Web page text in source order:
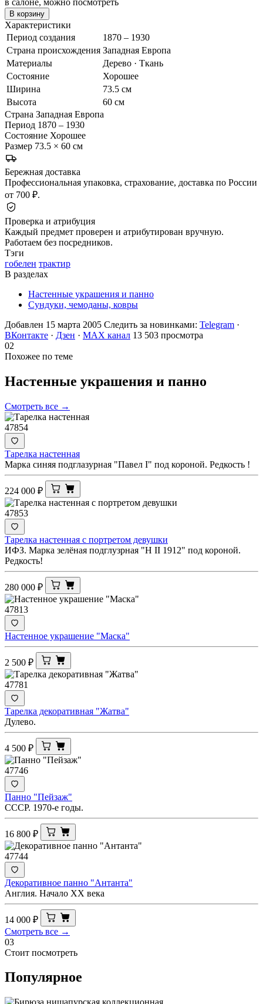
В корзину
Характеристики
Период создания
1870 – 1930
Страна происхождения Западная Европа
Материалы
Дерево · Ткань
Состояние
Хорошее
Ширина
73.5 см
Высота
60 см
Страна Западная Европа
Период 1870 – 1930
Состояние Хорошее
Размер 73.5 × 60 см
Бережная доставка
Профессиональная упаковка, страхование, доставка по России
от 700 ₽.
Проверка и атрибуция
Каждый предмет проверен и атрибутирован вручную.
Работаем без посредников.
Тэги
гобелен трактир
В разделах
Настенные украшения и панно
Сундуки, чемоданы, ковры
Добавлен 15 марта 2005 Следить за новинками: Telegram ·
ВКонтакте · Дзен · MAX канал 13 503 просмотра
02
Похожее по теме
Настенные украшения и панно
Смотреть все →
47854
Тарелка настенная
Марка синяя подглазурная "Павел I" под короной. Редкость !
224 000 ₽
47853
Тарелка настенная с портретом девушки
ИФЗ. Марка зелёная подглузрная "Н II 1912" под короной.
Редкость!
280 000 ₽
47813
Настенное украшение "Маска"
2 500 ₽
47781
Тарелка декоративная "Жатва"
Дулево.
4 500 ₽
47746
Панно "Пейзаж"
СССР. 1970-е годы.
16 800 ₽
47744
Декоративное панно "Антанта"
Англия. Начало ХХ века
14 000 ₽
Смотреть все →
03
Стоит посмотреть
Популярное